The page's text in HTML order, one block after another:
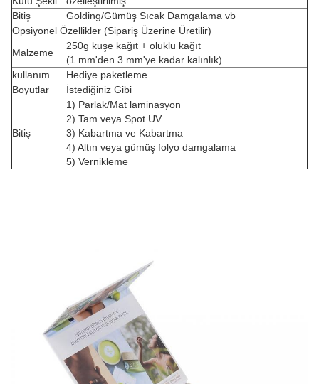
Bitiş
Golding/Gümüş Sıcak Damgalama vb
Opsiyonel Özellikler (Sipariş Üzerine Üretilir)
Malzeme
250g kuşe kağıt + oluklu kağıt
(1 mm'den 3 mm'ye kadar kalınlık)
kullanım
Hediye paketleme
Boyutlar
İstediğiniz Gibi
Bitiş
1) Parlak/Mat laminasyon
2) Tam veya Spot UV
3) Kabartma ve Kabartma
4) Altın veya gümüş folyo damgalama
5) Vernikleme